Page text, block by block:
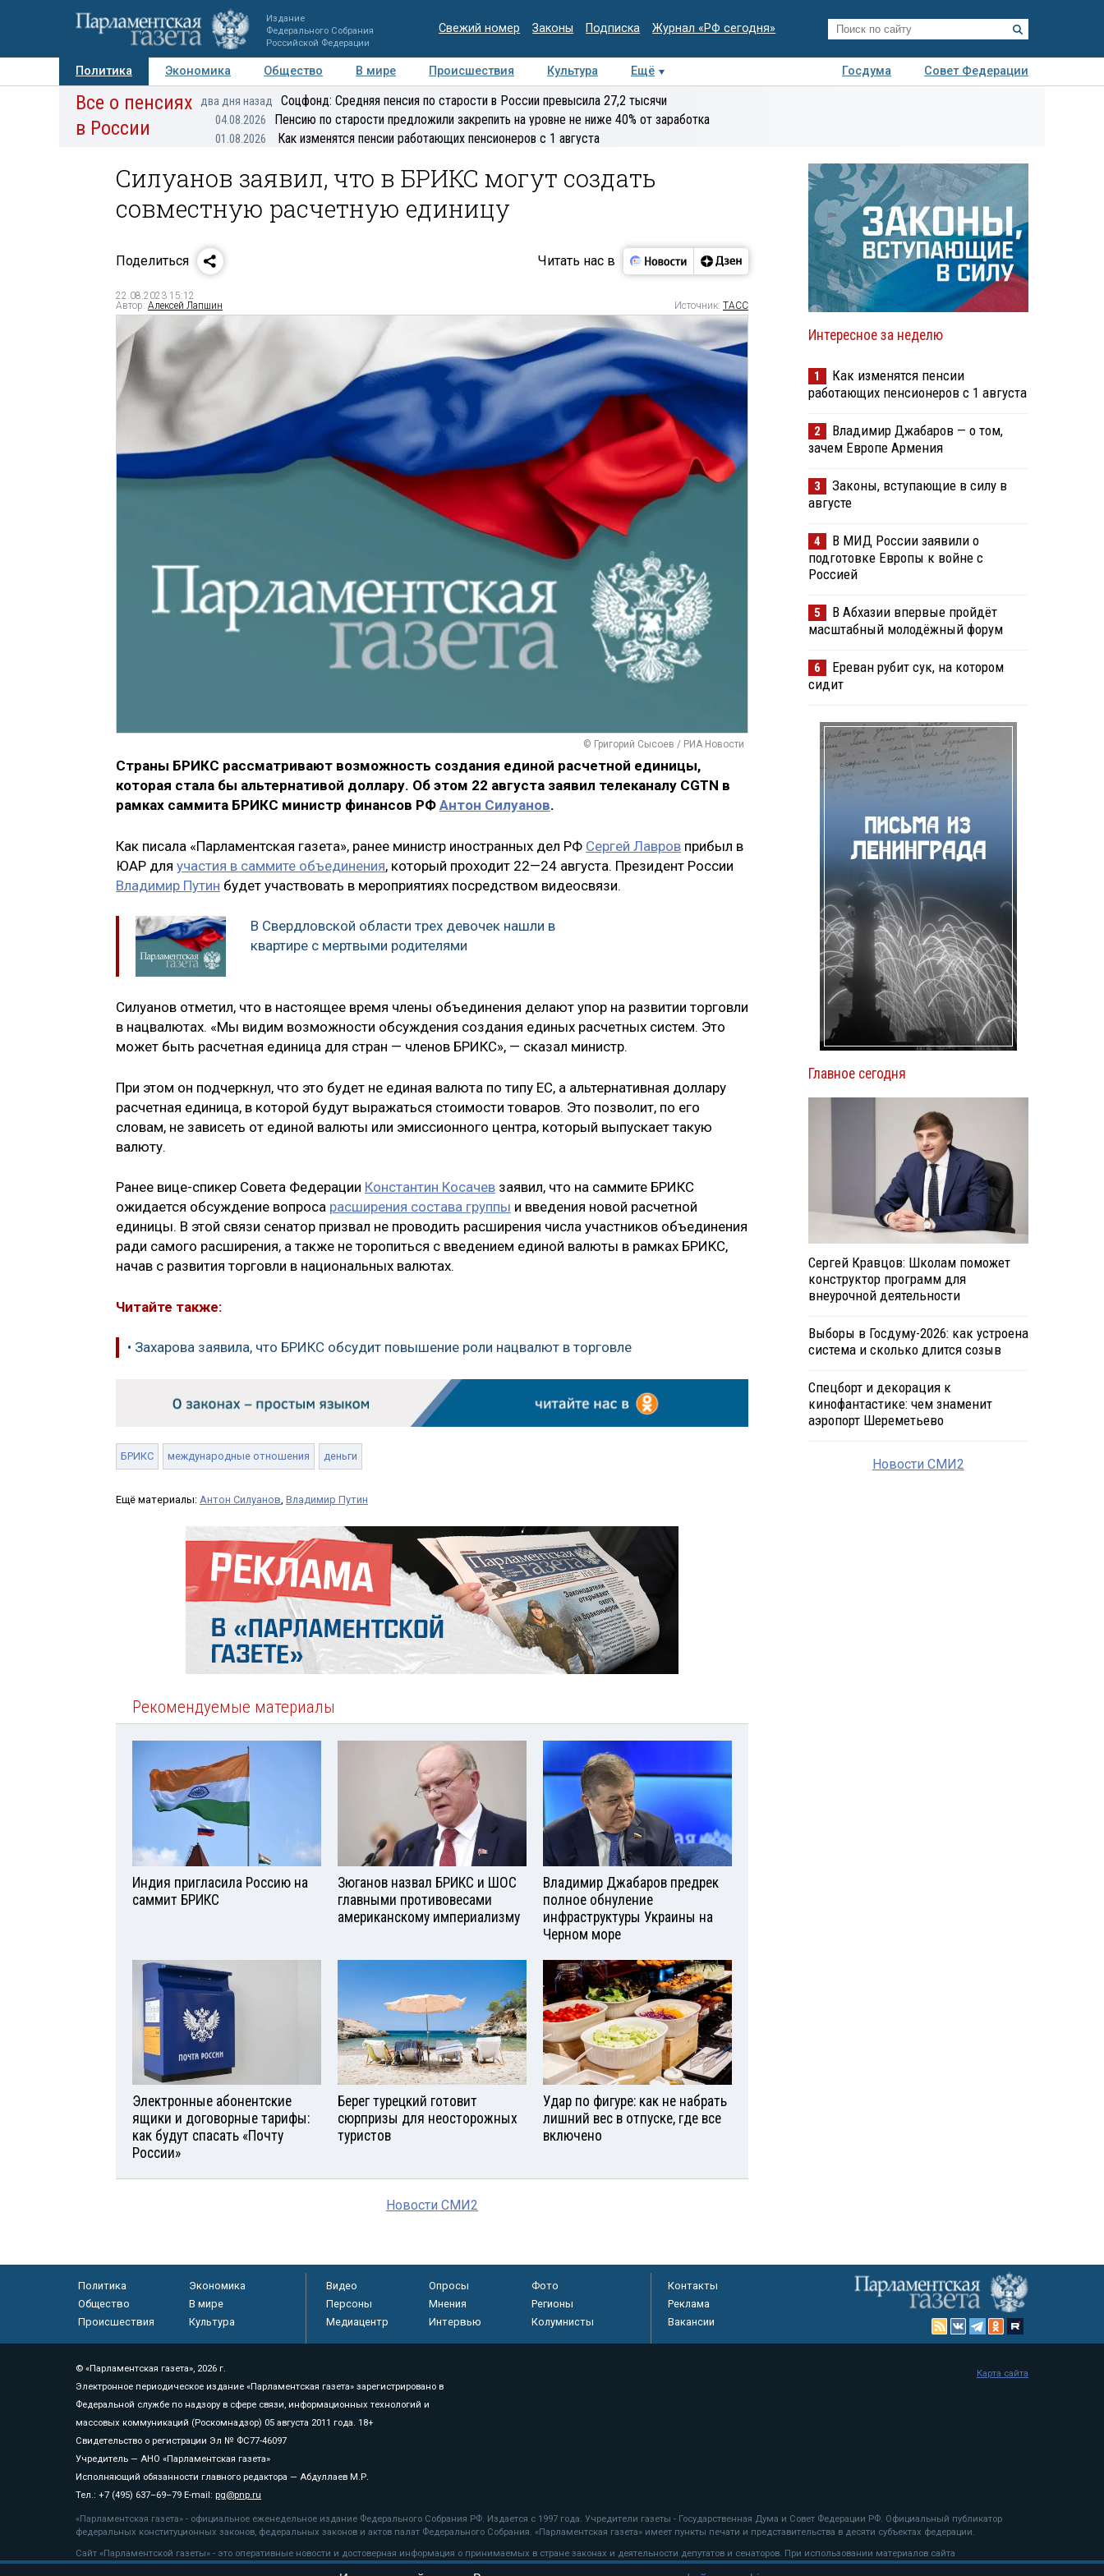
Издание
Федерального Собрания
Российской Федерации
Свежий номер Законы Подписка Журнал «РФ сегодня»
Политика Экономика Общество В мире Происшествия Культура Ещё Госдума
Совет Федерации
Авторы Персоны Мнения Регионы Медиацентр Интервью Колумнисты
Все о пенсиях
в России
два дня назад Соцфонд: Средняя пенсия по старости в России превысила 27,2 тысячи
04.08.2026 Пенсию по старости предложили закрепить на уровне не ниже 40% от заработка
01.08.2026 Как изменятся пенсии работающих пенсионеров с 1 августа
Силуанов заявил, что в БРИКС могут создать
совместную расчетную единицу
Поделиться Читать нас в
22.08.2023 15:12
Автор: Алексей Лапшин Источник: ТАСС
© Григорий Сысоев / РИА Новости
Страны БРИКС рассматривают возможность создания единой расчетной единицы,
которая стала бы альтернативой доллару. Об этом 22 августа заявил телеканалу CGTN в
рамках саммита БРИКС министр финансов РФ Антон Силуанов.
Как писала «Парламентская газета», ранее министр иностранных дел РФ Сергей Лавров прибыл в
ЮАР для участия в саммите объединения, который проходит 22—24 августа. Президент России
Владимир Путин будет участвовать в мероприятиях посредством видеосвязи.
В Свердловской области трех девочек нашли в
квартире с мертвыми родителями
Силуанов отметил, что в настоящее время члены объединения делают упор на развитии торговли
в нацвалютах. «Мы видим возможности обсуждения создания единых расчетных систем. Это
может быть расчетная единица для стран — членов БРИКС», — сказал министр.
При этом он подчеркнул, что это будет не единая валюта по типу ЕС, а альтернативная доллару
расчетная единица, в которой будут выражаться стоимости товаров. Это позволит, по его
словам, не зависеть от единой валюты или эмиссионного центра, который выпускает такую
валюту.
Ранее вице-спикер Совета Федерации Константин Косачев заявил, что на саммите БРИКС
ожидается обсуждение вопроса расширения состава группы и введения новой расчетной
единицы. В этой связи сенатор призвал не проводить расширения числа участников объединения
ради самого расширения, а также не торопиться с введением единой валюты в рамках БРИКС,
начав с развития торговли в национальных валютах.
Читайте также:
• Захарова заявила, что БРИКС обсудит повышение роли нацвалют в торговле
БРИКС международные отношения деньги
Ещё материалы: Антон Силуанов Владимир Путин
Рекомендуемые материалы
Индия пригласила Россию на
саммит БРИКС
Зюганов назвал БРИКС и ШОС
главными противовесами
американскому империализму
Владимир Джабаров предрек
полное обнуление
инфраструктуры Украины на
Черном море
Электронные абонентские
ящики и договорные тарифы:
как будут спасать «Почту
России»
Берег турецкий готовит
сюрпризы для неосторожных
туристов
Удар по фигуре: как не набрать
лишний вес в отпуске, где все
включено
Новости СМИ2
Интересное за неделю
1
Как изменятся пенсии
работающих пенсионеров с 1 августа
2
Владимир Джабаров — о том,
зачем Европе Армения
3
Законы, вступающие в силу в
августе
4
В МИД России заявили о
подготовке Европы к войне с
Россией
5
В Абхазии впервые пройдёт
масштабный молодёжный форум
6
Ереван рубит сук, на котором
сидит
Главное сегодня
Сергей Кравцов: Школам поможет
конструктор программ для
внеурочной деятельности
Выборы в Госдуму-2026: как устроена
система и сколько длится созыв
Спецборт и декорация к
кинофантастике: чем знаменит
аэропорт Шереметьево
Новости СМИ2
Политика
Экономика
Общество
В мире
Происшествия
Культура
Видео Опросы
Фото
Персоны
Мнения
Регионы
Медиацентр
Интервью Колумнисты
Контакты
Реклама
Вакансии
© «Парламентская газета», 2026 г.
Электронное периодическое издание «Парламентская газета» зарегистрировано в
Федеральной службе по надзору в сфере связи, информационных технологий и
массовых коммуникаций (Роскомнадзор) 05 августа 2011 года. 18+
Свидетельство о регистрации Эл № ФС77-46097
Учредитель — АНО «Парламентская газета»
Исполняющий обязанности главного редактора — Абдуллаев М.Р.
Тел.: +7 (495) 637–69–79 E-mail: pg@pnp.ru
«Парламентская газета» - официальное еженедельное издание Федерального Собрания РФ. Издается с 1997 года. Учредители газеты - Государственная Дума и Совет Федерации РФ. Официальный публикатор
федеральных конституционных законов, федеральных законов и актов палат Федерального Собрания. «Парламентская газета» имеет пункты печати и представительства в десяти субъектах федерации.
Сайт «Парламентской газеты» - это оперативные новости и достоверная информация о принимаемых в стране законах и деятельности депутатов и сенаторов. При использовании материалов сайта
«Парламентской газеты» активная ссылка на pnp.ru обязательна.
Карта сайта